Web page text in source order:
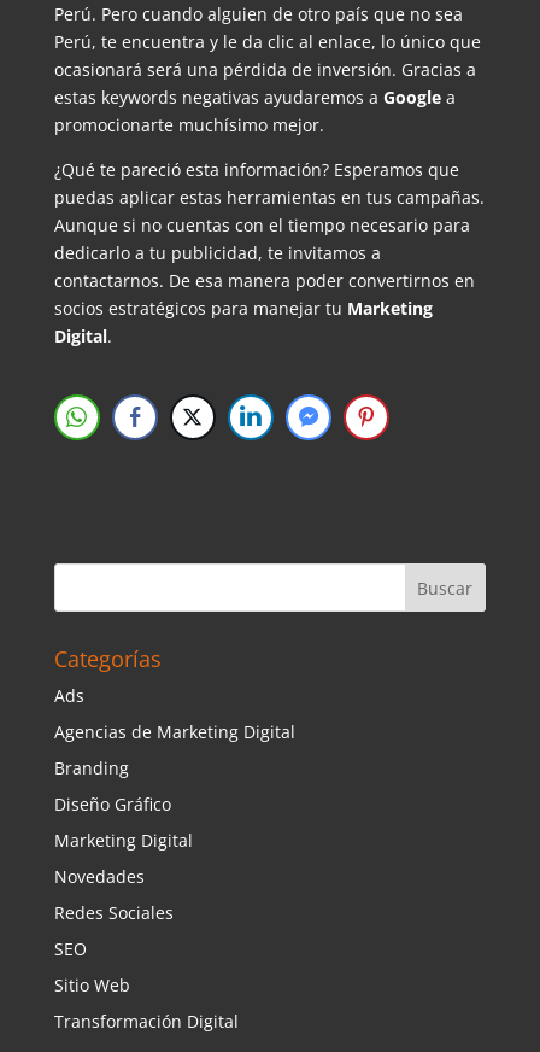
Perú. Pero cuando alguien de otro país que no sea
Perú, te encuentra y le da clic al enlace, lo único que
ocasionará será una pérdida de inversión. Gracias a
estas keywords negativas ayudaremos a Google a
promocionarte muchísimo mejor.
¿Qué te pareció esta información? Esperamos que
puedas aplicar estas herramientas en tus campañas.
Aunque si no cuentas con el tiempo necesario para
dedicarlo a tu publicidad, te invitamos a
contactarnos. De esa manera poder convertirnos en
socios estratégicos para manejar tu Marketing
Digital.
Categorías
Ads
Agencias de Marketing Digital
Branding
Diseño Gráfico
Marketing Digital
Novedades
Redes Sociales
SEO
Sitio Web
Transformación Digital